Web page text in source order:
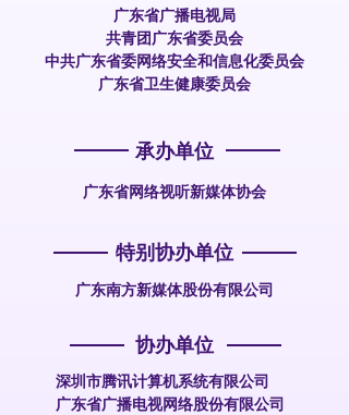
广东省广播电视局
共青团广东省委员会
中共广东省委网络安全和信息化委员会
广东省卫生健康委员会
特别协办单位
深圳市腾讯计算机系统有限公司
广东省广播电视网络股份有限公司
协办单位
广东省网络视听新媒体协会
承办单位
广东南方新媒体股份有限公司